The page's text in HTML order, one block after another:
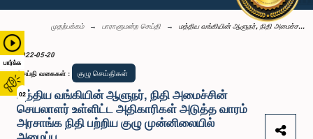
பார்க்க
02
முதற்பக்கம் பாராளுமன்ற செய்தி மத்திய வங்கியின் ஆளுநர், நிதி அமைச்ச...
2022-05-20
செய்தி வகைகள் : குழு செய்திகள்
மத்திய வங்கியின் ஆளுநர், நிதி அமைச்சின்
செயலாளர் உள்ளிட்ட அதிகாரிகள் அடுத்த வாரம்
அரசாங்க நிதி பற்றிய குழு முன்னிலையில்